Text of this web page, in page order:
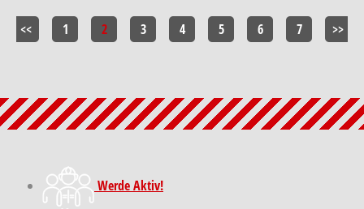
<< 1 2 3 4 5 6 7 >>
Werde Aktiv!